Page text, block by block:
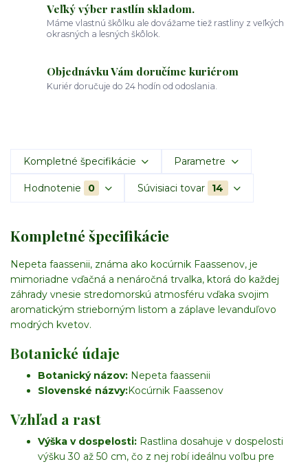
Veľký výber rastlín skladom.
Máme vlastnú škôlku ale dovážame tiež rastliny z veľkých
okrasných a lesných škôlok.
Objednávku Vám doručíme kuriérom
Kuriér doručuje do 24 hodín od odoslania.
Kompletné špecifikácie Parametre
Hodnotenie 0 Súvisiaci tovar 14
Kompletné špecifikácie
Nepeta faassenii, známa ako kocúrnik Faassenov, je
mimoriadne vďačná a nenáročná trvalka, ktorá do každej
záhrady vnesie stredomorskú atmosféru vďaka svojim
aromatickým strieborným listom a záplave levanduľovo
modrých kvetov.
Botanické údaje
Botanický názov: Nepeta faassenii
Slovenské názvy:Kocúrnik Faassenov
Vzhľad a rast
Výška v dospelosti: Rastlina dosahuje v dospelosti
výšku 30 až 50 cm, čo z nej robí ideálnu voľbu pre